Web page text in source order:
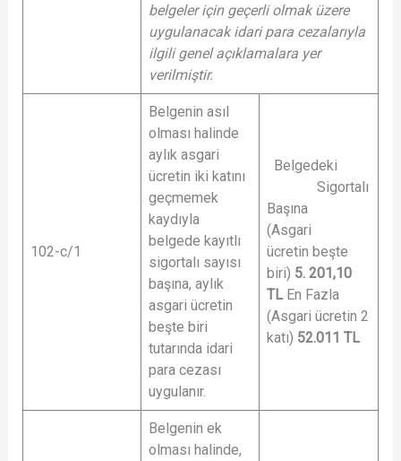
belgeler için geçerli olmak üzere
uygulanacak idari para cezalarıyla
ilgili genel açıklamalara yer
verilmiştir.
102-c/1
Belgenin asıl
olması halinde
aylık asgari
ücretin iki katını
geçmemek
kaydıyla
belgede kayıtlı
sigortalı sayısı
başına, aylık
asgari ücretin
beşte biri
tutarında idari
para cezası
uygulanır.
Belgedeki
Sigortalı
Başına
(Asgari
ücretin beşte
biri) 5. 201,10
TLEn Fazla
(Asgari ücretin 2
katı) 52.011 TL
Belgenin ek
olması halinde,